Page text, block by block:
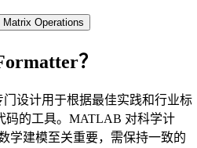
Matrix Operations
？
门设计用于根据最佳实践和行业标
码的工具。MATLAB 对科学计
学建模至关重要，需保持一致的